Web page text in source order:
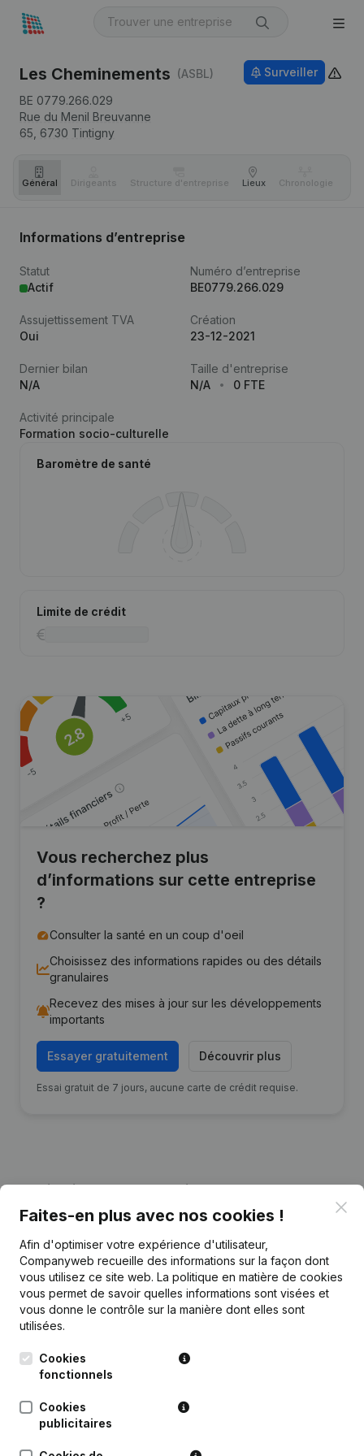
Les Cheminements (ASBL)
BE 0779.266.029
Rue du Menil Breuvanne
65, 6730 Tintigny
Surveiller
Général Dirigeants Structure d'entreprise Lieux Chronologie
Informations d’entreprise
Statut
Actif
Numéro d’entreprise
BE0779.266.029
Assujettissement TVA
Oui
Création
23-12-2021
Dernier bilan
N/A
Taille d'entreprise
N/A
0 FTE
Activité principale
Formation socio-culturelle
Baromètre de santé
Limite de crédit
Vous recherchez plus
d’informations sur cette entreprise
?
Consulter la santé en un coup d'oeil
Choisissez des informations rapides ou des détails
granulaires
Recevez des mises à jour sur les développements
importants
Essayer gratuitement Découvrir plus
Essai gratuit de 7 jours, aucune carte de crédit requise.
Publicationsde Les Cheminements
Date Publication
23-07-2025
Demissions, Nominations - Statuts
(Traduction, Coordination, Autres
Modifications, …)
27-12-2021
Personne Morale, Ouverture
Faites-en plus avec nos cookies !
Afin d'optimiser votre expérience d'utilisateur,
Companyweb recueille des informations sur la façon dont
vous utilisez ce site web. La politique en matière de cookies
vous permet de savoir quelles informations sont visées et
vous donne le contrôle sur la manière dont elles sont
utilisées.
Cookies
fonctionnels
Cookies
publicitaires